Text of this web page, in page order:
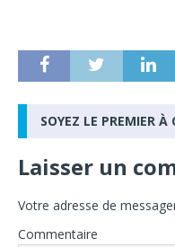
SOYEZ LE PREMIER
Laisser un
Votre adresse de
Commentaire